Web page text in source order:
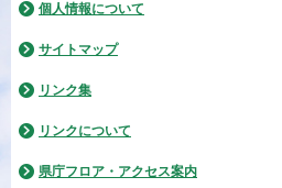
個人情報について
サイトマップ
リンク集
リンクについて
県庁フロア・アクセス案内